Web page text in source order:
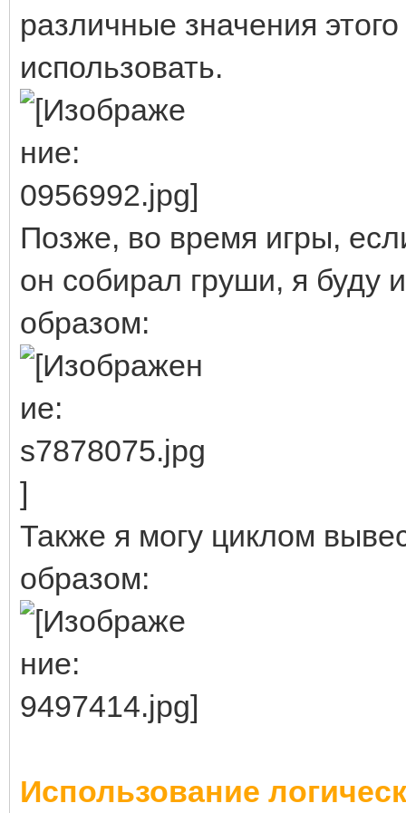
различные значения
использовать.
Позже, во время игры,
он собирал груши, я буду
образом:
Также я могу циклом
образом:
Использование